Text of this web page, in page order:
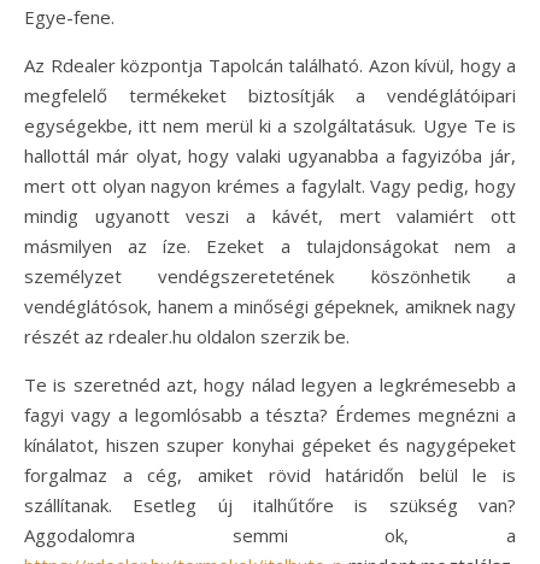
Egye-fene.
Az Rdealer központja Tapolcán található. Azon kívül, hogy a
megfelelő termékeket biztosítják a vendéglátóipari
egységekbe, itt nem merül ki a szolgáltatásuk. Ugye Te is
hallottál már olyat, hogy valaki ugyanabba a fagyizóba jár,
mert ott olyan nagyon krémes a fagylalt. Vagy pedig, hogy
mindig ugyanott veszi a kávét, mert valamiért ott
másmilyen az íze. Ezeket a tulajdonságokat nem a
személyzet vendégszeretetének köszönhetik a
vendéglátósok, hanem a minőségi gépeknek, amiknek nagy
részét az rdealer.hu oldalon szerzik be.
Te is szeretnéd azt, hogy nálad legyen a legkrémesebb a
fagyi vagy a legomlósabb a tészta? Érdemes megnézni a
kínálatot, hiszen szuper konyhai gépeket és nagygépeket
forgalmaz a cég, amiket rövid határidőn belül le is
szállítanak. Esetleg új italhűtőre is szükség van?
Aggodalomra semmi ok, a